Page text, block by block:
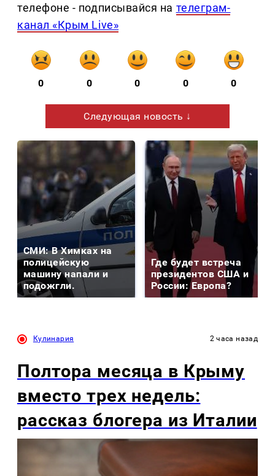
телефоне - подписывайся на телеграм-
канал «Крым Live»
0 0 0 0 0
Следующая новость ↓
СМИ: В Химках на
полицейскую
машину напали и
подожгли.
Где будет встреча
президентов США и
России: Европа?
Кулинария 2 часа назад
Полтора месяца в Крыму
вместо трех недель:
рассказ блогера из Италии